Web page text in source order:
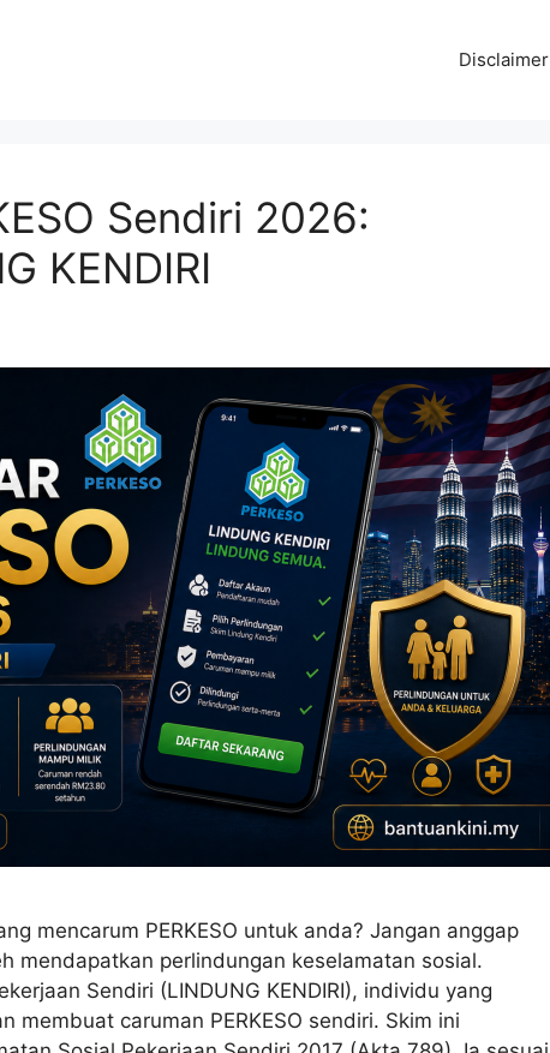
Disclaimer
Sendiri 2026:
KENDIRI
mencarum PERKESO untuk anda? Jangan anggap
mendapatkan perlindungan keselamatan sosial.
Sendiri (LINDUNG KENDIRI), individu yang
membuat caruman PERKESO sendiri. Skim ini